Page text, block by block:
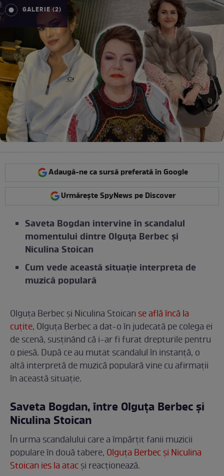
GALERIE (2)
Adaugă-ne ca sursă preferată în Google
Urmărește SpyNews pe Discover
Saveta Bogdan intervine în scandalul
momentului dintre Olguța Berbec și
Niculina Stoican
Cum vede această situație interpreta de
muzică populară
Olguța Berbec și Niculina Stoican se află încă la
cuțite, Olguța Berbec a dat-o în judecată pe colega ei
de scenă, susținând că i-ar fi furat drepturile pentru
o piesă. După ce au mutat scandalul în instanță, o
altă interpretă de muzică populară vine cu afirmații
în această situație.
Saveta Bogdan, între Olguța Berbec și
Niculina Stoican
În urma scandalului care a împărțit fanii muzicii
populare în două tabere, Olguța Berbec și Niculina
Stoican ies la atacși reacționează.